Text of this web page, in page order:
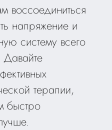
воссоединиться
напряжение и
систему всего
Давайте
терапии,
быстро